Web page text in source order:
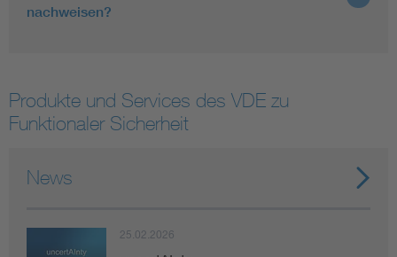
nachweisen?
Produkte und Services des VDE zu
Funktionaler Sicherheit
News
25.02.2026